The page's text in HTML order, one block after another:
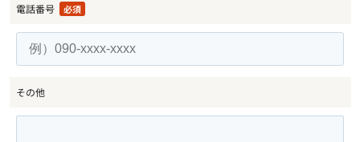
電話番号 必須
その他